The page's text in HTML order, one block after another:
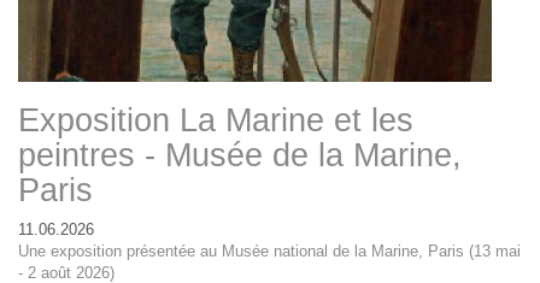
Exposition La Marine et les
peintres - Musée de la Marine,
Paris
11.06.2026
Une exposition présentée au Musée national de la Marine, Paris (13 mai
- 2 août 2026)